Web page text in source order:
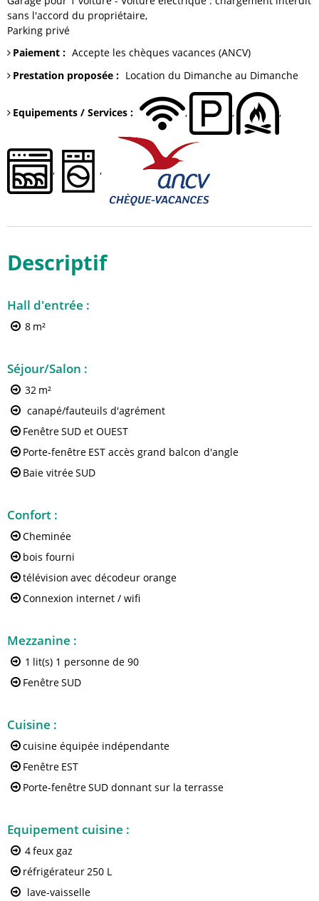
sans l'accord du propriétaire
Parking privé
Paiement : Accepte les chèques vacances (ANCV)
Prestation proposée : Location du Dimanche au Dimanche
Equipements / Services :
Descriptif
Hall d'entrée :
8 m²
Séjour/Salon :
32 m²
canapé/fauteuils d'agrément
FenêtreSUD et OUEST
Porte-fenêtre EST accès grand balcon d'angle
Baie vitréeSUD
Confort :
Cheminée
bois fourni
télévision avec décodeur orange
Connexion internet / wifi
Mezzanine :
1 lit(s) 1 personne de 90
FenêtreSUD
Cuisine :
cuisine équipée indépendante
Fenêtre EST
Porte-fenêtreSUD donnant sur la terrasse
Equipement cuisine :
4feux gaz
réfrigérateur 250 L
lave-vaisselle